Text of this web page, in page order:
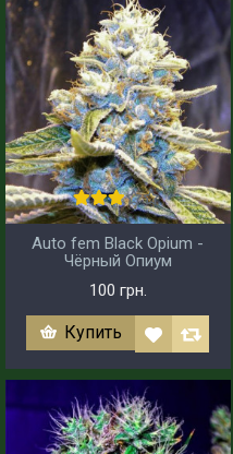
Auto fem Black Opium -
Чёрный Опиум
100 грн.
Купить